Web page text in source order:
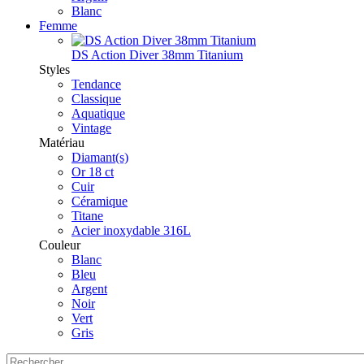
Blanc
Femme
DS Action Diver 38mm Titanium
Styles
Tendance
Classique
Aquatique
Vintage
Matériau
Diamant(s)
Or 18 ct
Cuir
Céramique
Titane
Acier inoxydable 316L
Couleur
Blanc
Bleu
Argent
Noir
Vert
Gris